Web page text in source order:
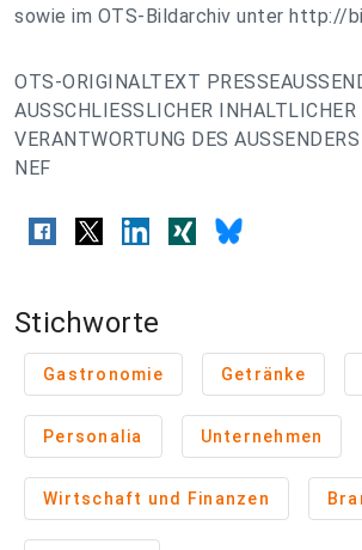
sowie im OTS-Bildarchiv unter http://
OTS-ORIGINALTEXT
AUSSCHLIESSLICHER INHALTLICHER
VERANTWORTUNG DES
NEF
Stichworte
Gastronomie Getränke
Personalia Unternehmen
Wirtschaft und Finanzen